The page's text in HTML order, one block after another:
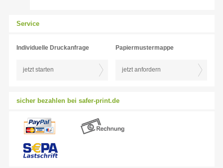
Service
Individuelle Druckanfrage
jetzt starten
Papiermustermappe
jetzt anfordern
sicher bezahlen bei safer-print.de